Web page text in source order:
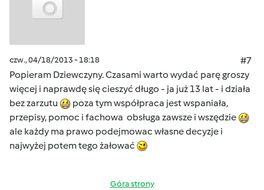
czw., 04/18/2013 - 18:18
#7
Popieram Dziewczyny. Czasami warto wydać parę groszy
więcej i naprawdę się cieszyć długo - ja już 13 lat - i działa
bez zarzutu
poza tym współpraca jest wspaniała,
przepisy, pomoc i fachowa obsługa zawsze i wszędzie
ale każdy ma prawo podejmowac własne decyzje i
najwyżej potem tego żałować
Góra strony